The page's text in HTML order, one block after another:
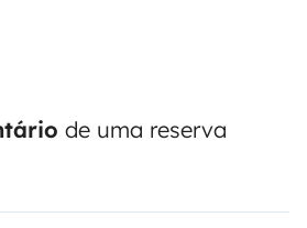
de uma reserva